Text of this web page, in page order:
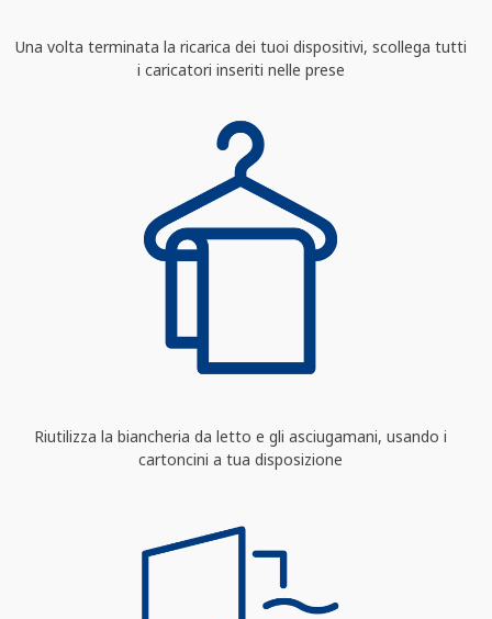
Una volta terminata la ricarica dei tuoi dispositivi, scollega tutti
i caricatori inseriti nelle prese
Riutilizza la biancheria da letto e gli asciugamani, usando i
cartoncini a tua disposizione